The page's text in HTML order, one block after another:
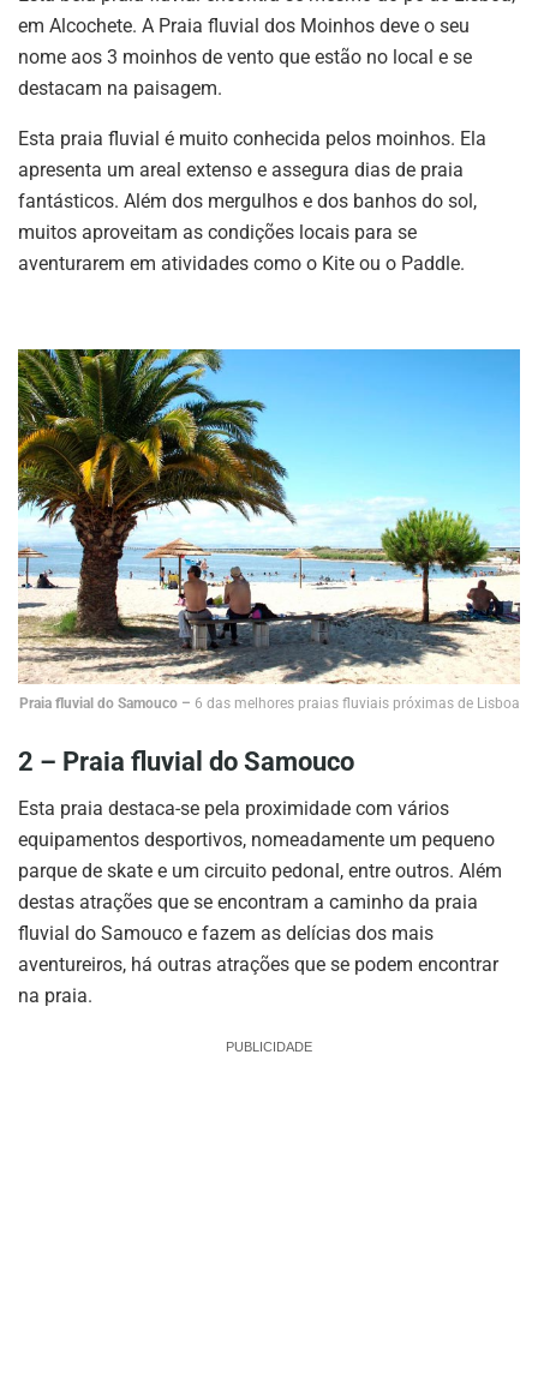
em Alcochete. A Praia fluvial dos Moinhos deve o seu
nome aos 3 moinhos de vento que estão no local e se
destacam na paisagem.
Esta praia fluvial é muito conhecida pelos moinhos. Ela
apresenta um areal extenso e assegura dias de praia
fantásticos. Além dos mergulhos e dos banhos do sol,
muitos aproveitam as condições locais para se
aventurarem em atividades como o Kite ou o Paddle.
Praia fluvial do Samouco – 6 das melhores praias fluviais próximas de Lisboa
2 – Praia fluvial do Samouco
Esta praia destaca-se pela proximidade com vários
equipamentos desportivos, nomeadamente um pequeno
parque de skate e um circuito pedonal, entre outros. Além
destas atrações que se encontram a caminho da praia
fluvial do Samouco e fazem as delícias dos mais
aventureiros, há outras atrações que se podem encontrar
na praia.
PUBLICIDADE